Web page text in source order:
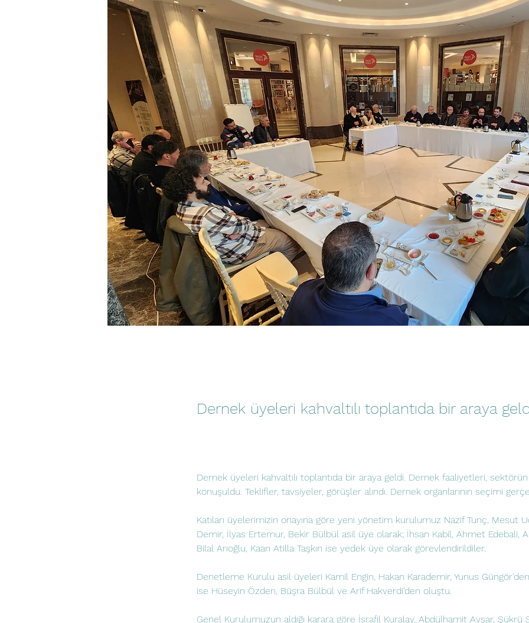
Dernek üyeleri kahvaltılı toplantıda bir araya
Dernek üyeleri kahvaltılı toplantıda bir araya geldi. Dernek faaliyetleri,
konuşuldu. Teklifler, tavsiyeler, görüşler alındı. Dernek organlarının seçimi
Katılan üyelerimizin onayına göre yeni yönetim kurulumuz Nazif Tunç, Mesut
Demir, İlyas Ertemur, Bekir Bülbül asil üye olarak; İhsan Kabil, Ahmet Edebali,
Bilal Arıoğlu, Kaan Atilla Taşkın ise yedek üye olarak görevlendirildiler.
Denetleme Kurulu asil üyeleri Kamil Engin, Hakan Karademir, Yunus
ise Hüseyin Özden, Büşra Bülbül ve Arif Hakverdi'den oluştu.
Genel Kurulumuzun aldığı karara göre İsrafil Kuralay, Abdülhamit Avşar, Şükrü